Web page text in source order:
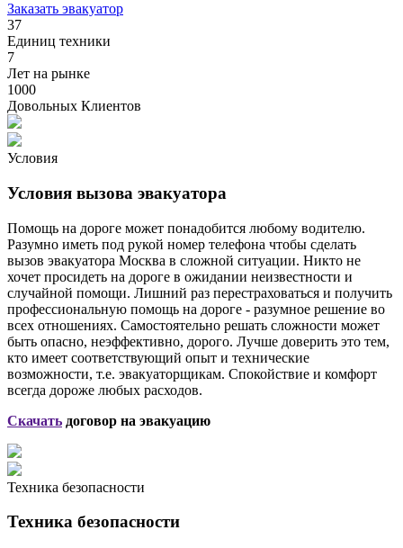
Заказать эвакуатор
37
Единиц техники
7
Лет на рынке
1000
Довольных Клиентов
Условия
Условия вызова эвакуатора
Помощь на дороге может понадобится любому водителю.
Разумно иметь под рукой номер телефона чтобы сделать
вызов эвакуатора Москва в сложной ситуации. Никто не
хочет просидеть на дороге в ожидании неизвестности и
случайной помощи. Лишний раз перестраховаться и получить
профессиональную помощь на дороге - разумное решение во
всех отношениях. Самостоятельно решать сложности может
быть опасно, неэффективно, дорого. Лучше доверить это тем,
кто имеет соответствующий опыт и технические
возможности, т.е. эвакуаторщикам. Спокойствие и комфорт
всегда дороже любых расходов.
Скачать договор на эвакуацию
Техника безопасности
Техника безопасности